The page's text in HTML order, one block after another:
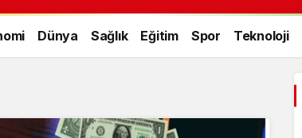
Dünya Sağlık Eğitim Spor Teknoloji